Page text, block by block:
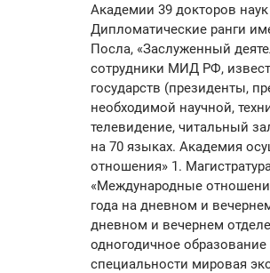
Академии 39 докторов
Дипломатические ранги
Посла, «Заслуженный
сотрудники МИД РФ,
государств (президенты,
необходимой научной,
телевидение, читальный
на 70 языках. Академия
отношения» 1.
«Международные
года на дневном и
дневном и вечернем
одногодичное
специальности мировая